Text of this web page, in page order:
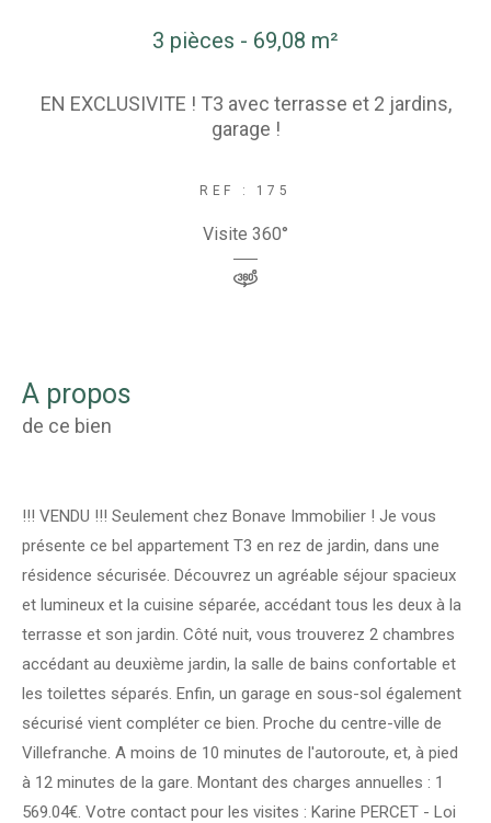
3 pièces - 69,08 m²
EN EXCLUSIVITE ! T3 avec terrasse et 2 jardins,
garage !
REF : 175
Visite 360°
a propos
de ce bien
!!! VENDU !!! Seulement chez Bonave Immobilier ! Je vous
présente ce bel appartement T3 en rez de jardin, dans une
résidence sécurisée. Découvrez un agréable séjour spacieux
et lumineux et la cuisine séparée, accédant tous les deux à la
terrasse et son jardin. Côté nuit, vous trouverez 2 chambres
accédant au deuxième jardin, la salle de bains confortable et
les toilettes séparés. Enfin, un garage en sous-sol également
sécurisé vient compléter ce bien. Proche du centre-ville de
Villefranche. A moins de 10 minutes de l'autoroute, et, à pied
à 12 minutes de la gare. Montant des charges annuelles : 1
569.04€. Votre contact pour les visites : Karine PERCET - Loi